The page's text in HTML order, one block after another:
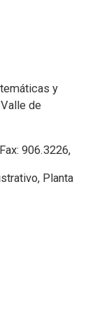
y
de
906.3226,
Planta